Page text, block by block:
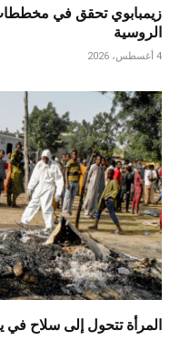
زيمبابوي تحقق في مخططات
الروسية
4 أغسطس، 2026
المرأة تتحول إلى سلاح في